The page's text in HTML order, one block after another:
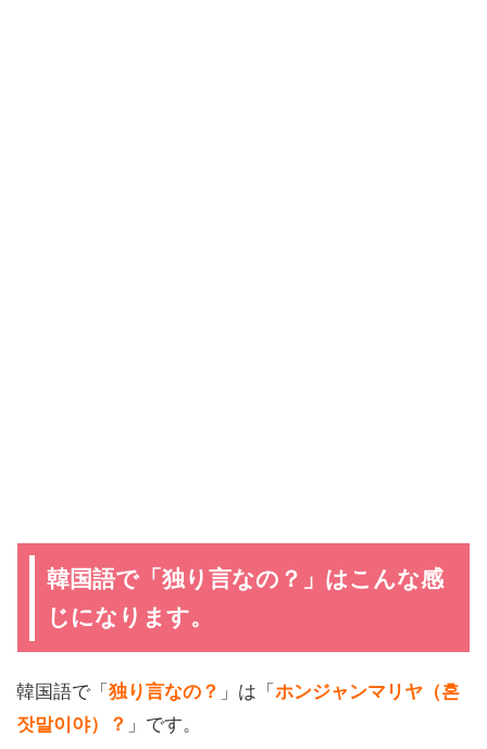
韓国語で「独り言なの？」はこんな感
じになります。
韓国語で「 独り言なの？ 」は「 ホンジャンマリヤ（혼
잣말이야）？ 」です。